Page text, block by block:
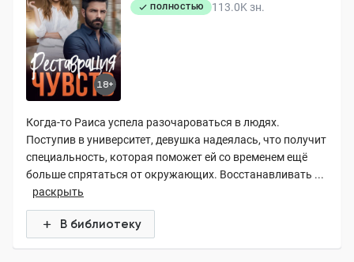
18+
ПОЛНОСТЬЮ 113.0K зн.
Когда-то Раиса успела разочароваться в людях.
Поступив в университет, девушка надеялась, что получит
специальность, которая поможет ей со временем ещё
больше спрятаться от окружающих. Восстанавливать ...
раскрыть
В библиотеку